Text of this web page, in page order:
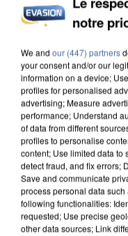
8h00
Un second cadre
Algérie
Un cofondateur du
quelques jours plus
notre
We and our (447) partners
your consent and/or our
information on a device;
profiles for personalised
advertising; Measure
performance; Understand
of data from different
profiles to personalise
content; Use limited data to
detect fraud, and fix errors;
Save and communicate
process personal data
following functionalities:
requested; Use precise
other data sources; Link